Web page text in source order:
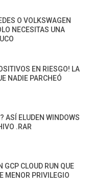
O VOLKSWAGEN
NECESITAS UNA
EN RIESGO! LA
NADIE PARCHEÓ
ASÍ ELUDEN WINDOWS
.RAR
GCP CLOUD RUN QUE
MENOR PRIVILEGIO